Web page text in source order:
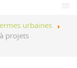
urbaines
projets